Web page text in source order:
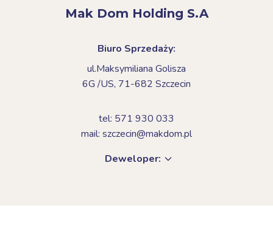
Mak Dom Holding S.A
Biuro Sprzedaży:
ul.Maksymiliana Golisza
6G /US, 71-682 Szczecin
tel: 571 930 033
mail: szczecin@makdom.pl
Deweloper: